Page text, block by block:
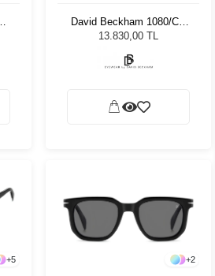
David Beckham 1080/CS
WR799 49 Unisex Güneş
13.830,00 TL
+5 +2